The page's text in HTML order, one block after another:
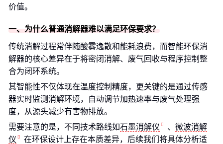
价值。
一、为什么普通消解器难以满足环保要求？
传统消解过程常伴随酸雾逸散和能耗浪费，而智能环保消
解器的核心差异在于将密闭消解、废气回收与程序控制整
合为闭环系统。
其智能性不仅体现在温度控制精度，更关键的是通过传感
器实时监测消解环境，自动调节加热速率与废气处理强
度，从源头减少有害物排放。
需要注意的是，不同技术路线如石墨消解仪 、 微波消解
仪
在环保设计上存在本质差异，后续我们将具体分析适